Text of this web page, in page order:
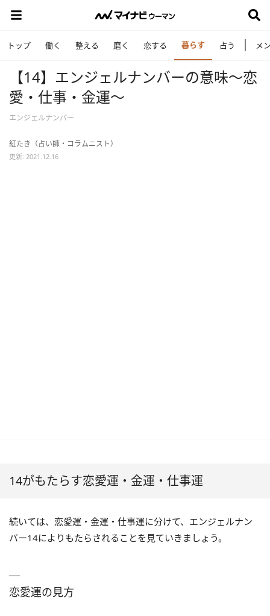
トップ 働く 整える 磨く 恋する 暮らす 占う メ
【14】エンジェルナンバーの意味～恋
愛・仕事・金運～
エンジェルナンバー
紅たき（占い師・コラムニスト）
更新: 2021.12.16
14がもたらす恋愛運・金運・仕事運
続いては、恋愛運・金運・仕事運に分けて、エンジェルナン
バー14によりもたらされることを見ていきましょう。
恋愛運の見方